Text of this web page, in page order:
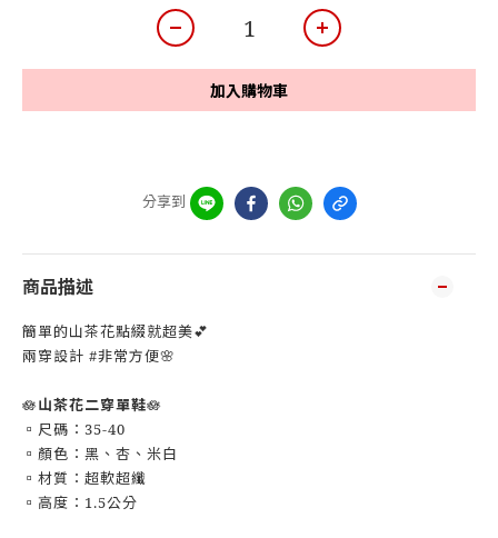
加入購物車
分享到
商品描述
簡單的山茶花點綴就超美💕
兩穿設計 #非常方便🌸
🪷山茶花二穿單鞋🪷
▫️尺碼：35-40
▫️顏色：黑、杏、米白
▫️材質：超軟超纖
▫️高度：1.5公分